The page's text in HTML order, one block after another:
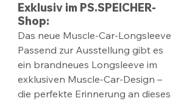
Exklusiv im PS.SPEICHER-
Shop:
Das neue Muscle-Car-Longsleeve
Passend zur Ausstellung gibt es
ein brandneues Longsleeve im
exklusiven Muscle-Car-Design –
die perfekte Erinnerung an dieses